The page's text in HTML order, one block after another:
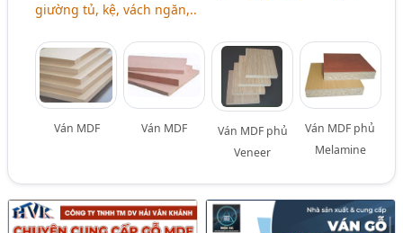
giường tủ, kệ, vách ngăn,..
Ván MDF Ván MDF
Ván MDF phủ
Veneer
Ván MDF phủ
Melamine